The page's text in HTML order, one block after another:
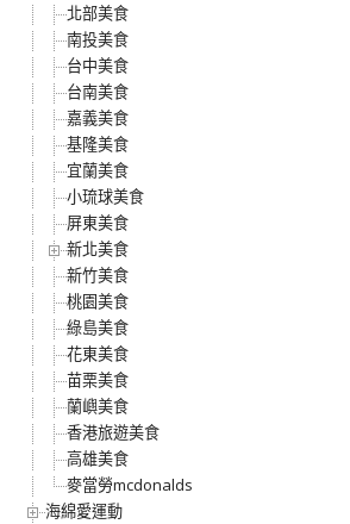
北部美食
南投美食
台中美食
台南美食
嘉義美食
基隆美食
宜蘭美食
小琉球美食
屏東美食
新北美食
新竹美食
桃園美食
綠島美食
花東美食
苗栗美食
蘭嶼美食
香港旅遊美食
高雄美食
麥當勞mcdonalds
海綿愛運動